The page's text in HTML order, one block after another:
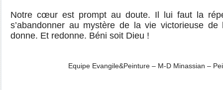
Notre cœur est prompt au doute. Il lui faut la
s’abandonner au mystère de la vie victorieuse
donne. Et redonne. Béni soit Dieu !
Equipe Evangile&Peinture – M-D Minassian –